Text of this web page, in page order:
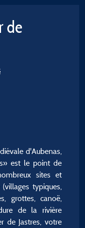
de
d'Aubenas,
est le point de
sites et
typiques,
grottes, canoë,
de la rivière
de Jastres, votre